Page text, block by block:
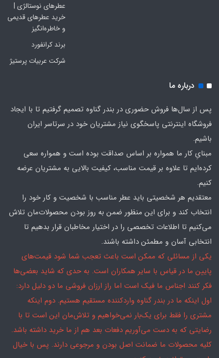
عطرهای نوستالژی |
خرید عطرهای قدیمی
و خاطره‌انگیز
برند کرانفورد
شرکت عربیات پرستیژ
درباره ما
پس از سال‌ها فروش حضوری در بندر گناوه تصمیم گرفتیم تا با ایجاد
فروشگاه اینترنتی پاسخگوی نیاز مشتریان خود در سرتاسر ایران
باشیم.
مبنایِ کار ما همواره بر اساس صداقت بوده است و همواره سعی
کرده‌ایم تا علاوه بر قیمت مناسب، کیفیت بالایی به مشتریان عرضه
کنیم.
معتقدیم هر شخصیتی باید عطر مناسب با شخصیت و کار خود را
انتخاب کند و برای این منظور ضمن به روز بودن محصولات‌مان تلاش
می‌کنیم تا اطلاعات تخصصی را در اختیار مخاطبان قرار بدهیم تا
انتخابی آسان و مطمئن داشته باشند.
یکی از مسائلی که ممکن است باعث تعجب شما شود قیمت‌های
پایین ما در قیاس با سایر همکاران است. به حدی که شاید بعضی‌ها
فکر کنند اجناس ما فیک است اما راز ارزان فروشی ما دو دلیل دارد:
اول اینکه ما در بندر گناوه واردکننده مستقیم هستیم. دوم اینکه
مشتری را فقط برای یک‌بار نمی‌خواهیم و تلاش‌مان این است تا با
رضایتی که به دست می‌آوریم دفعات بعد هم از ما خرید داشته باشد.
کلیه محصولات ما ضمانت اصل بودن و مرجوعی دارند. پس با خیال